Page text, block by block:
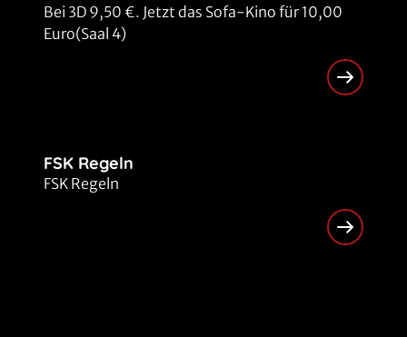
Bei 3D 9,50 €. Jetzt das Sofa-Kino für 10,00
Euro(Saal 4)
FSK Regeln
FSK Regeln